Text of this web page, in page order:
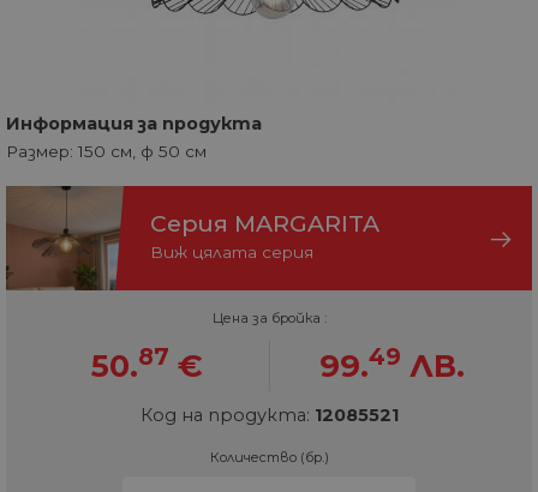
Информация за продукта
Размер: 150 см, ф 50 см
Серия MARGARITA
Виж цялата серия
Цена за бройка :
50.87 € 99.49 ЛВ.
Код на продукта: 12085521
Количество (бр.)